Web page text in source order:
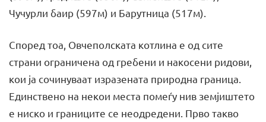
Чучурли баир (597м) и Барутница (517м).
Според тоа, Овчеполската котлина е од сите
страни ограничена од гребени и накосени ридови,
кои ја сочинуваат изразената природна граница.
Единствено на некои места помеѓу нив земјиштето
е ниско и границите се неодредени. Прво такво